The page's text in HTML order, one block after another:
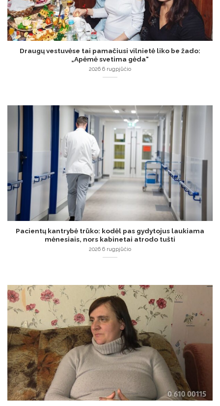
Draugų vestuvėse tai pamačiusi vilnietė liko be žado:
„Apėmė svetima gėda“
2026 6 rugpjūčio
Pacientų kantrybė trūko: kodėl pas gydytojus laukiama
mėnesiais, nors kabinetai atrodo tušti
2026 6 rugpjūčio